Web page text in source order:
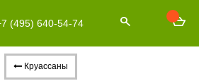
(495) 640-54-74
Круассаны